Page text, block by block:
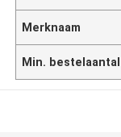
Merknaam
Min. bestelaantal